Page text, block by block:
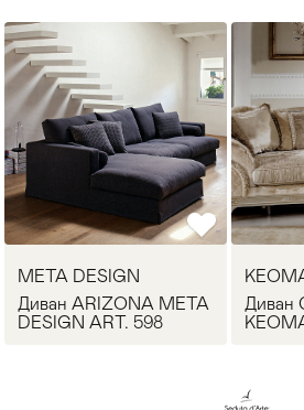
META DESIGN
Диван ARIZONA META
DESIGN ART. 598
Диван